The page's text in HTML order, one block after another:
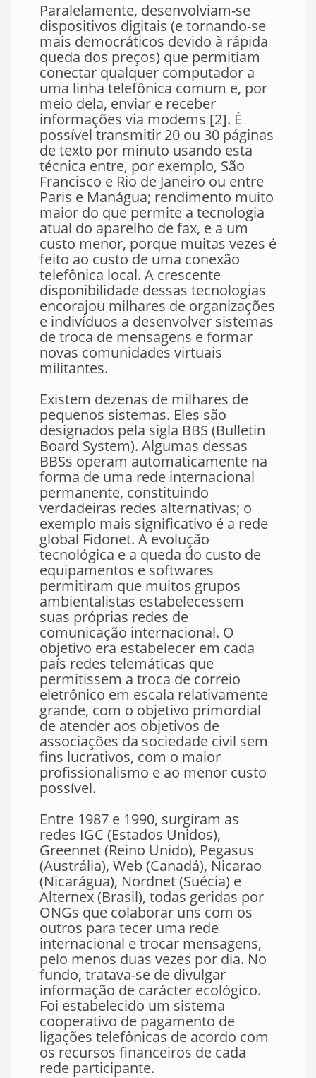
Paralelamente, desenvolviam-se
dispositivos digitais (e tornando-se
mais democráticos devido à rápida
queda dos preços) que permitiam
conectar qualquer computador a
uma linha telefônica comum e, por
meio dela, enviar e receber
informações via modems [2]. É
possível transmitir 20 ou 30 páginas
de texto por minuto usando esta
técnica entre, por exemplo, São
Francisco e Rio de Janeiro ou entre
Paris e Manágua; rendimento muito
maior do que permite a tecnologia
atual do aparelho de fax, e a um
custo menor, porque muitas vezes é
feito ao custo de uma conexão
telefônica local. A crescente
disponibilidade dessas tecnologias
encorajou milhares de organizações
e indivíduos a desenvolver sistemas
de troca de mensagens e formar
novas comunidades virtuais
militantes.
Existem dezenas de milhares de
pequenos sistemas. Eles são
designados pela sigla BBS (Bulletin
Board System). Algumas dessas
BBSs operam automaticamente na
forma de uma rede internacional
permanente, constituindo
verdadeiras redes alternativas; o
exemplo mais significativo é a rede
global Fidonet. A evolução
tecnológica e a queda do custo de
equipamentos e softwares
permitiram que muitos grupos
ambientalistas estabelecessem
suas próprias redes de
comunicação internacional. O
objetivo era estabelecer em cada
país redes telemáticas que
permitissem a troca de correio
eletrônico em escala relativamente
grande, com o objetivo primordial
de atender aos objetivos de
associações da sociedade civil sem
fins lucrativos, com o maior
profissionalismo e ao menor custo
possível.
Entre 1987 e 1990, surgiram as
redes IGC (Estados Unidos),
Greennet (Reino Unido), Pegasus
(Austrália), Web (Canadá), Nicarao
(Nicarágua), Nordnet (Suécia) e
Alternex (Brasil), todas geridas por
ONGs que colaborar uns com os
outros para tecer uma rede
internacional e trocar mensagens,
pelo menos duas vezes por dia. No
fundo, tratava-se de divulgar
informação de carácter ecológico.
Foi estabelecido um sistema
cooperativo de pagamento de
ligações telefônicas de acordo com
os recursos financeiros de cada
rede participante.